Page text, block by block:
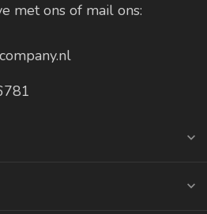
met ons of mail ons: